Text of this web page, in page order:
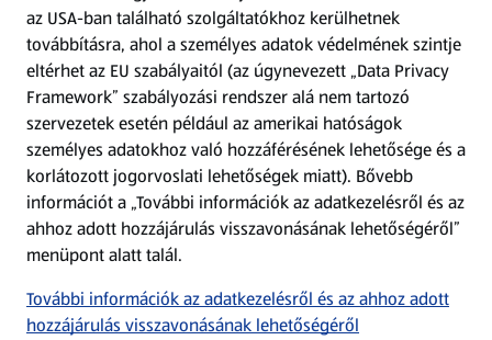
Árcsökkentés
Adattörlő alkalmazás
Szervizpont
(új oldalon nyílik meg)
Fedezz fel minket az interneten!
Töltsd le az ALDI Magyarország applikációt!
az USA-ban található szolgáltatókhoz kerülhetnek
továbbításra, ahol a személyes adatok védelmének szintje
eltérhet az EU szabályaitól (az úgynevezett „Data Privacy
Framework” szabályozási rendszer alá nem tartozó
szervezetek esetén például az amerikai hatóságok
személyes adatokhoz való hozzáférésének lehetősége és a
korlátozott jogorvoslati lehetőségek miatt). Bővebb
információt a „További információk az adatkezelésről és az
ahhoz adott hozzájárulás visszavonásának lehetőségéről”
menüpont alatt talál.
További információk az adatkezelésről és az ahhoz adott
hozzájárulás visszavonásának lehetőségéről